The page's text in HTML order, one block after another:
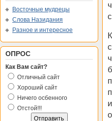
Восточные мудрецы
Слова Назидания
Разное и интересное
ОПРОС
Как Вам сайт?
Отличный сайт
Хороший сайт
Ничего осбенного
Отстой!!!